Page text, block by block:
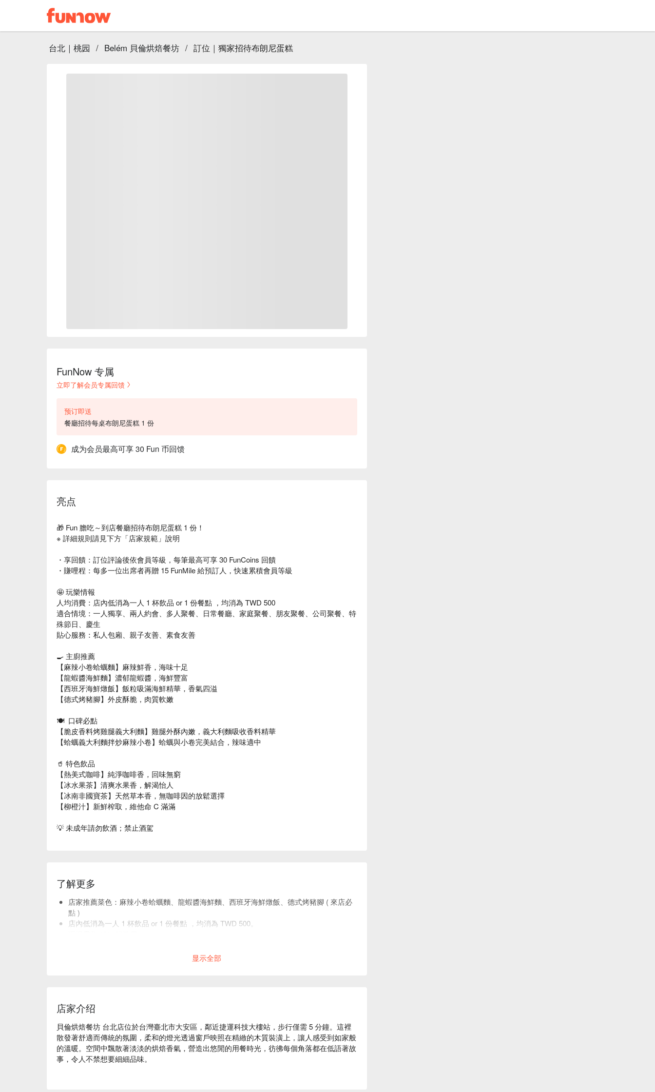
台北｜桃园 / Belém 貝倫烘焙餐坊 / 訂位｜獨家招待布朗尼蛋糕
FunNow 专属
立即了解会员专属回馈
预订即送
餐廳招待每桌布朗尼蛋糕 1 份
成为会员最高可享 30 Fun 币回馈
亮点
🎁 Fun 膽吃～到店餐廳招待布朗尼蛋糕 1 份！
※ 詳細規則請見下方「店家規範」說明
・享回饋：訂位評論後依會員等級，每筆最高可享 30 FunCoins 回饋
・賺哩程：每多一位出席者再贈 15 FunMile 給預訂人，快速累積會員等級
🤩 玩樂情報
人均消費：店內低消為一人 1 杯飲品 or 1 份餐點 ，均消為 TWD 500
適合情境：一人獨享、兩人約會、多人聚餐、日常餐廳、家庭聚餐、朋友聚餐、公司聚餐、特
殊節日、慶生
貼心服務：私人包廂、親子友善、素食友善
🍳 主廚推薦
【麻辣小卷蛤蠣麵】麻辣鮮香，海味十足
【龍蝦醬海鮮麵】濃郁龍蝦醬，海鮮豐富
【西班牙海鮮燉飯】飯粒吸滿海鮮精華，香氣四溢
【德式烤豬腳】外皮酥脆，肉質軟嫩
🍽️ ️ 口碑必點
【脆皮香料烤雞腿義大利麵】雞腿外酥內嫩，義大利麵吸收香料精華
【蛤蠣義大利麵拌炒麻辣小卷】蛤蠣與小卷完美結合，辣味適中
🥤 特色飲品
【熱美式咖啡】純淨咖啡香，回味無窮
【冰水果茶】清爽水果香，解渴怡人
【冰南非國寶茶】天然草本香，無咖啡因的放鬆選擇
【柳橙汁】新鮮榨取，維他命 C 滿滿
💡 未成年請勿飲酒；禁止酒駕
了解更多
店家推薦菜色： 麻辣小卷蛤蠣麵、龍蝦醬海鮮麵、西班牙海鮮燉飯、德式烤豬腳 ( 來店必
點 )
店內低消為一人 1 杯飲品 or 1 份餐點 ，均消為 TWD 500。
显示全部
店家介绍
貝倫烘焙餐坊 台北店位於台灣臺北市大安區，鄰近捷運科技大樓站，步行僅需 5 分鐘。這裡
散發著舒適而傳統的氛圍，柔和的燈光透過窗戶映照在精緻的木質裝潢上，讓人感受到如家般
的溫暖。空間中飄散著淡淡的烘焙香氣，營造出悠閒的用餐時光，彷彿每個角落都在低語著故
事，令人不禁想要細細品味。